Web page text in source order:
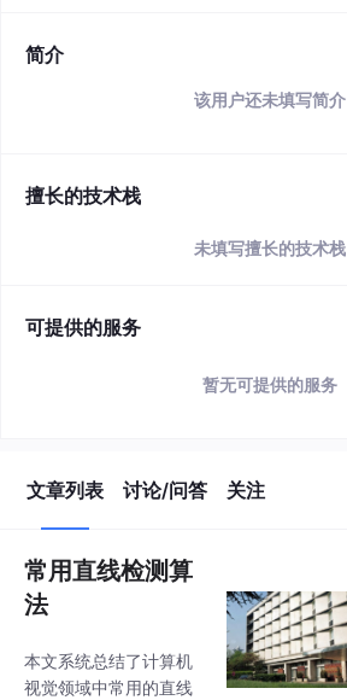
简介
该用户还未填写简介
擅长的技术栈
未填写擅长的技术栈
可提供的服务
暂无可提供的服务
文章列表 讨论/问答 关注
常用直线检测算
法
本文系统总结了计算机
视觉领域中常用的直线